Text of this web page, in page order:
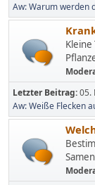
Aw: Warum werden
Letzter Beitrag:05.
Aw: Weiße Flecken